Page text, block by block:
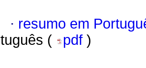
· resumo em
(
pdf )